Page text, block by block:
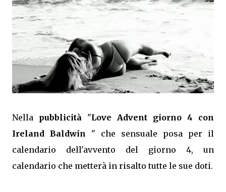
Nella pubblicità "Love Advent giorno 4 con
Ireland Baldwin " che sensuale posa per il
calendario dell'avvento del giorno 4, un
calendario che metterà in risalto tutte le sue doti.